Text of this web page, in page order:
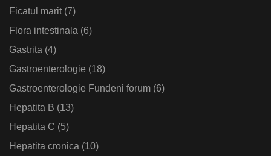
Ficatul marit(7)
Flora intestinala (6)
Gastrita (4)
Gastroenterologie (18)
Gastroenterologie Fundeni forum (6)
Hepatita B (13)
Hepatita C (5)
Hepatita cronica (10)